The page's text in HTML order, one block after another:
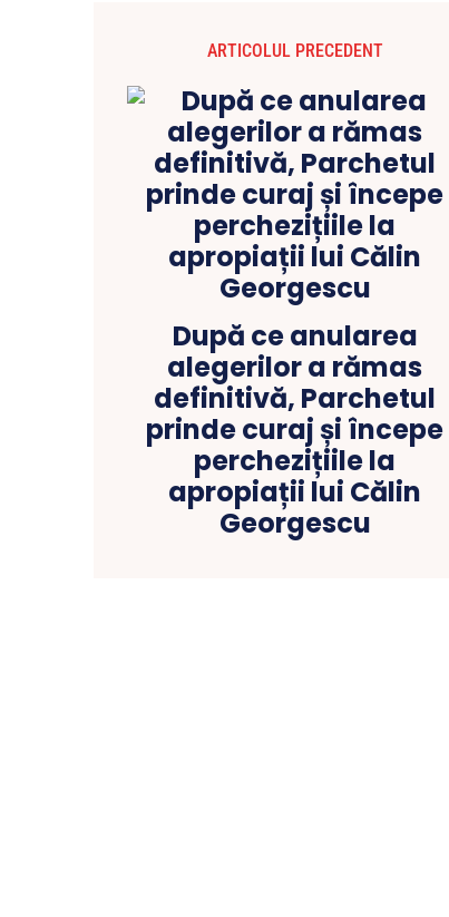
ARTICOLUL PRECEDENT
După ce anularea
alegerilor a rămas
definitivă, Parchetul
prinde curaj și începe
perchezițiile la
apropiații lui Călin
Georgescu